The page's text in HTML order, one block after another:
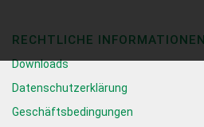
RECHTLICHE INFORMATIONEN
Downloads
Datenschutzerklärung
Geschäftsbedingungen